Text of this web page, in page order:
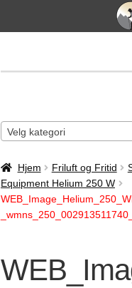
Velg kategori
Hjem Friluft og Fritid
Equipment Helium 250 W